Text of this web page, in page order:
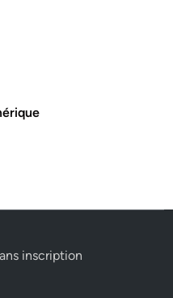
inscription